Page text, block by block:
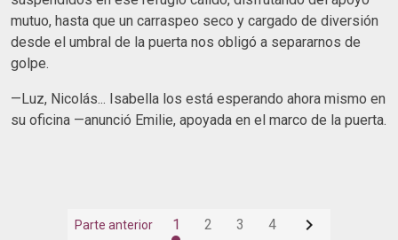
mutuo, hasta que un carraspeo seco y cargado de diversión
desde el umbral de la puerta nos obligó a separarnos de
golpe.
—Luz, Nicolás... Isabella los está esperando ahora mismo en
su oficina —anunció Emilie, apoyada en el marco de la puerta.
Parte anterior 1 2 3 4 